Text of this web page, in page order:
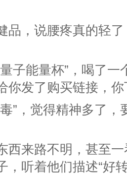
品，说腰疼真的轻
子能量杯”，喝了一
你发了购买链接，
”，觉得精神多了，
西来路不明，甚至
，听着他们描述“好